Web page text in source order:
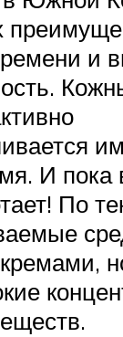
и
И
По